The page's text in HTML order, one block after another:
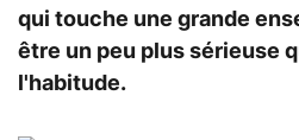
qui touche une grande
être un peu plus sérieuse
l'habitude.